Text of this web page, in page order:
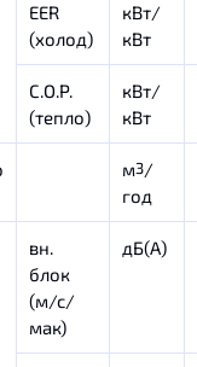
EER
(холод)
кВт/
кВт
C.O.P.
(тепло)
кВт/
кВт
м3/
год
вн.
блок
(м/с/
мак)
дБ(А)